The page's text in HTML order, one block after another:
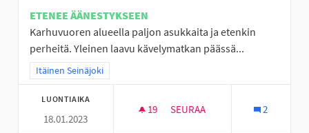
ETENEE ÄÄNESTYKSEEN
Karhuvuoren alueella paljon asukkaita ja etenkin
perheitä. Yleinen laavu kävelymatkan päässä...
Rajaa tulokset teeman mukaan: Itäinen Seinäjoki
Itäinen Seinäjoki
LUONTIAIKA
18.01.2023
19 19 SEURAAJAA
SEURAA 2